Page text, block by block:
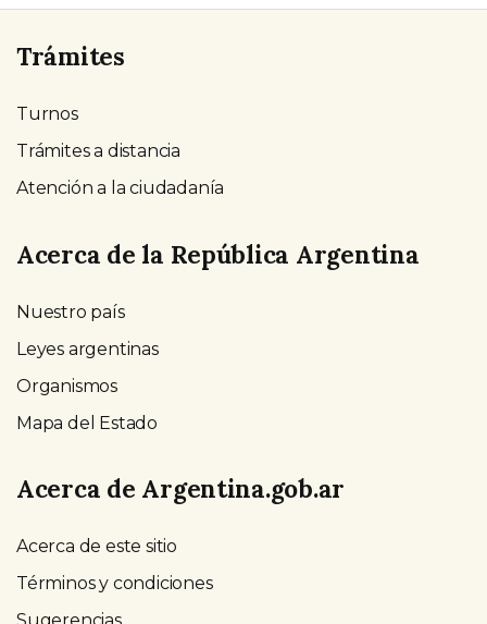
Trámites
Turnos
Trámites a distancia
Atención a la ciudadanía
Acerca de la República Argentina
Nuestro país
Leyes argentinas
Organismos
Mapa del Estado
Acerca de Argentina.gob.ar
Acerca de este sitio
Términos y condiciones